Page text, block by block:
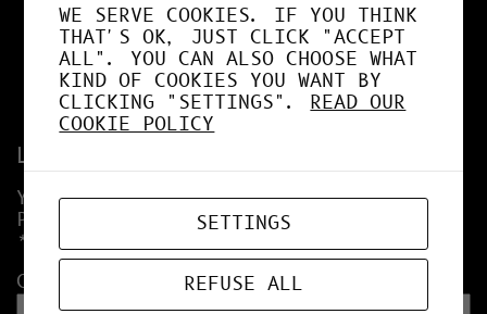
quittant votre téléphone.
Leave a Reply
YOUR EMAIL ADDRESS WILL NOT BE
PUBLISHED.
REQUIRED FIELDS ARE MARKED
*
COMMENT
WE SERVE COOKIES. IF YOU THINK
THAT'S OK, JUST CLICK "ACCEPT
ALL". YOU CAN ALSO CHOOSE WHAT
KIND OF COOKIES YOU WANT BY
CLICKING "SETTINGS". READ OUR
COOKIE POLICY
SETTINGS
REFUSE ALL